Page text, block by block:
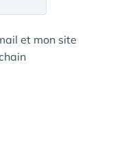
et mon site